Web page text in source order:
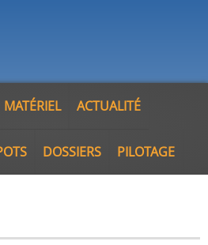
MATÉRIEL ACTUALITÉ
DOSSIERS PILOTAGE